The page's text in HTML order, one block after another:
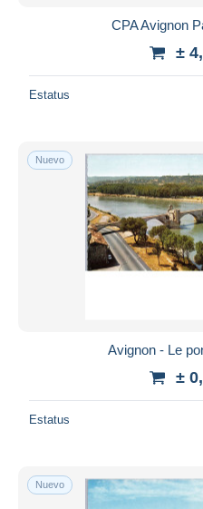
CPA Avignon
±
Estatus
Nuevo
Avignon - Le
±
Estatus
Nuevo